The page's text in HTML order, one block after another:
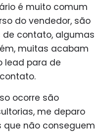
é muito comum
do vendedor, são
contato, algumas
muitas acabam
lead para de
ocorre são
me deparo
que não conseguem